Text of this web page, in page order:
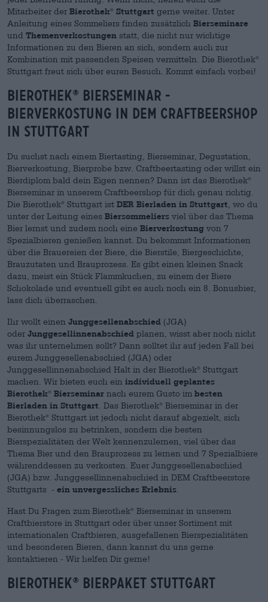
Mitarbeiter der Bierothek ® Stuttgart gerne weiter. Unter
Anleitung eines Sommeliers finden zusätzlich Bierseminare
und Themenverkostungen statt, die nicht nur wichtige
Informationen zu den Bieren an sich, sondern auch zur
Kombination mit passenden Speisen vermitteln. Die Bierothek®
Stuttgart freut sich über euren Besuch. Kommt einfach vorbei!
Bierothek® Bierseminar -
Bierverkostung in DEM Craftbeershop
in Stuttgart
Du suchst nach einem Biertasting, Bierseminar, Degustation,
Bierverkostung, Bierprobe bzw. Craftbeertasting oder willst ein
Bierdiplom bald dein Eigen nennen? Dann ist das Bierothek®
Bierseminar in unserem Craftbeershop für dich genau richtig.
Die Bierothek® Stuttgart ist DER Bierladen in Stuttgart , wo du
unter der Leitung eines Biersommeliers viel über das Thema
Bier lernst und zudem noch eine Bierverkostung von 7
Spezialbieren genießen kannst. Du bekommst Informationen
über die Brauereien der Biere, die Bierstile, Biergeschichte,
Brauzutaten und Brauprozess. Es gibt einen kleinen Snack
dazu, meist ein Stück Flammkuchen, zu einem der Biere
Schokolade und eventuell gibt es auch noch ein 8. Bonusbier,
lass dich überraschen.
Ihr wollt einen Junggesellenabschied (JGA)
oder Junggesellinnenabschied planen, wisst aber noch nicht
was ihr unternehmen sollt? Dann solltet ihr auf jeden Fall bei
eurem Junggesellenabschied (JGA) oder
Junggesellinnenabschied Halt in der Bierothek®
Stuttgart
machen. Wir bieten euch ein individuell geplantes
Bierothek ® Bierseminar nach eurem Gusto im besten
Bierladen in Stuttgart . Das Bierothek®
Bierseminar in der
Bierothek®
Stuttgart ist jedoch nicht darauf abgezielt, sich
besinnungslos zu betrinken, sondern die besten
Bierspezialitäten der Welt kennenzulernen, viel über das
Thema Bier und den Brauprozess zu lernen und 7 Spezialbiere
währenddessen zu verkosten. Euer Junggesellenabschied
(JGA) bzw. Junggesellinnenabschied in DEM Craftbeerstore
Stuttgarts - ein unvergessliches Erlebnis
Hast Du Fragen zum Bierothek®
Bierseminar in unserem
Craftbierstore in Stuttgart oder über unser Sortiment mit
internationalen Craftbieren, ausgefallenen Bierspezialitäten
und besonderen Bieren, dann kannst du uns gerne
kontaktieren - Wir helfen Dir gerne!
Bierothek® Bierpaket Stuttgart